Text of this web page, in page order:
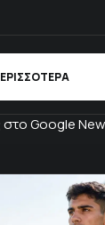
στο Google